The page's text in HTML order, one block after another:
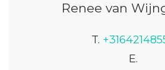
Renee van
T.
E.